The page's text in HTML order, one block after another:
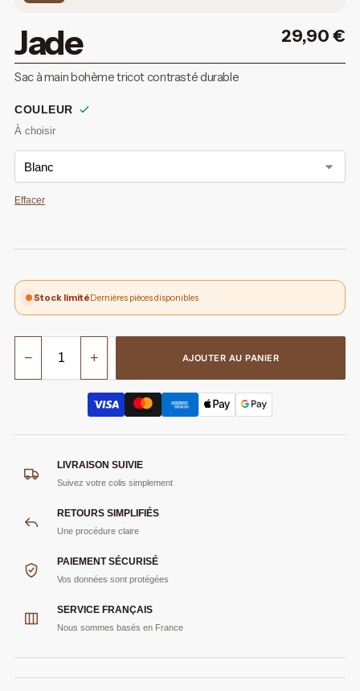
Jade 29,90€
Sac à main bohème tricot contrasté durable
COULEUR
Effacer
Stock limitéDernières pièces disponibles
− + AJOUTER AU PANIER
LIVRAISON SUIVIE
Suivez votre colis simplement
RETOURS SIMPLIFIÉS
Une procédure claire
PAIEMENT SÉCURISÉ
Vos données sont protégées
SERVICE FRANÇAIS
Nous sommes basés en France